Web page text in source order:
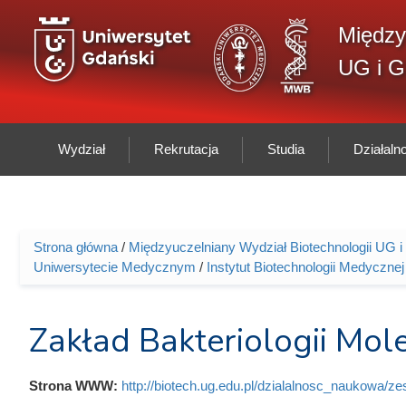
UG i
Wydział Rekrutacja Studia
Jesteś tutaj
Strona główna / Międzyuczelniany Wydział Biotechnologii
Uniwersytecie Medycznym / Instytut Biotechnologii
Zakład Bakteriologii
Strona WWW: http://biotech.ug.edu.pl/dzialalnosc_naukowa/